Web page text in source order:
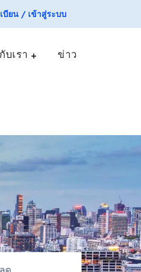
บียน / เข้าสู่ระบบ
บเรา ข่าว